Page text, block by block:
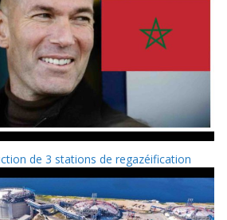
de 3 stations de regazéification